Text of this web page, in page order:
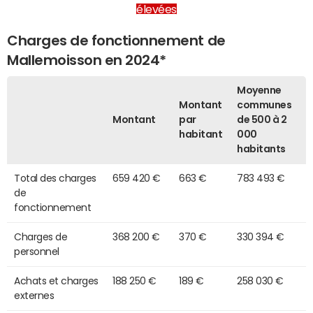
élevées
Charges de fonctionnement de
Mallemoisson en 2024*
Montant
Montant
par
habitant
Moyenne
communes
de 500 à 2
000
habitants
Total des charges
de
fonctionnement
659 420 € 663 € 783 493 €
Charges de
personnel
368 200 € 370 € 330 394 €
Achats et charges
externes
188 250 € 189 € 258 030 €